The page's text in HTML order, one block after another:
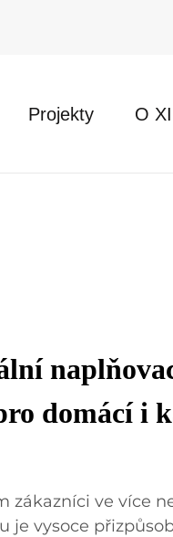
Projekty O
domácí i
zákazníci ve více
je vysoce